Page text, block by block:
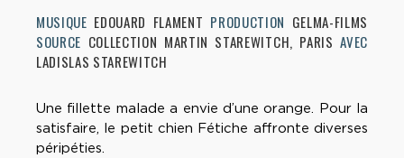
MUSIQUE EDOUARD FLAMENT PRODUCTION GELMA-FILMS
SOURCE COLLECTION MARTIN STAREWITCH, PARISAVEC
LADISLAS STAREWITCH
Une fillette malade a envie d’une orange. Pour la
satisfaire, le petit chien Fétiche affronte diverses
péripéties.